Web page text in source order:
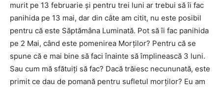
murit pe 13 februarie şi pentru trei luni ar trebui să îi fac
panihida pe 13 mai, dar din câte am citit, nu este posibil
pentru că este Săptămâna Luminată. Pot să îi fac panihida
pe 2 Mai, când este pomenirea Morţilor? Pentru că se
spune că e mai bine să faci înainte să împlinească 3 luni.
Sau cum mă sfătuiţi să fac? Dacă trăiesc necununată, este
primit ce dau de pomană pentru sufletul morţilor? Eu am